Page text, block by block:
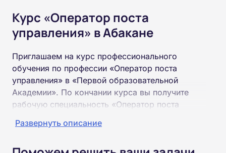
Курс «Оператор поста
управления» в Абакане
Приглашаем на курс профессионального
обучения по профессии «Оператор поста
управления» в «Первой образовательной
Академии». По кончании курса вы получите
рабочую специальность «Оператор поста
Развернуть описание